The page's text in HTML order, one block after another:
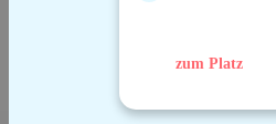
zum Platz